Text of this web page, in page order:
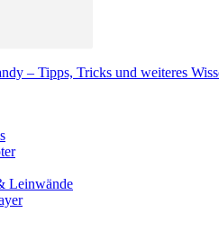
– Tipps, Tricks und weiteres
Leinwände